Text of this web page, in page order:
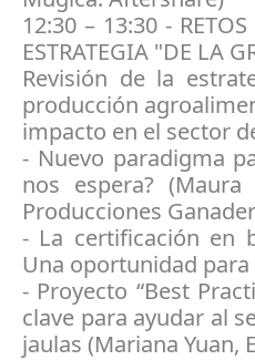
12:30 – 13:30 -
ESTRATEGIA "DE LA
Revisión de la
producción
impacto en el sector
- Nuevo paradigma
nos espera?
Producciones
- La certificación en
Una oportunidad para
- Proyecto “Best
clave para ayudar al
jaulas (Mariana Yuan,